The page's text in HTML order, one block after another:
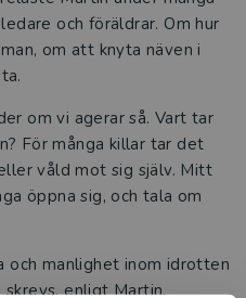
och föräldrar. Om hur
om att knyta näven i
om vi agerar så. Vart tar
För många killar tar det
våld mot sig själv. Mitt
öppna sig, och tala om
och manlighet inom idrotten
enligt Martin.